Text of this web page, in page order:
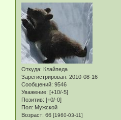
Откуда: Клайпеда
Зарегистрирован: 2010-08-16
Сообщений: 9546
Уважение: [+10/-5]
Позитив: [+0/-0]
Пол: Мужской
Возраст: 66 [1960-03-11]